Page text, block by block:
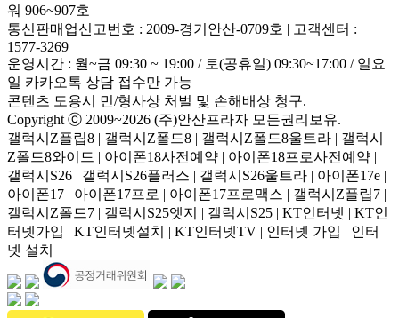
워 906~907호
통신판매업신고번호 : 2009-경기안산-0709호 | 고객센터 :
1577-3269
운영시간 : 월~금 09:30 ~ 19:00 / 토(공휴일) 09:30~17:00 / 일요
일 카카오톡 상담 접수만 가능
콘텐츠 도용시 민/형사상 처벌 및 손해배상 청구.
Copyright ⓒ 2009~2026 (주)안산프라자 모든권리보유.
갤럭시Z플립8 | 갤럭시Z폴드8 | 갤럭시Z폴드8울트라 | 갤럭시
Z폴드8와이드 | 아이폰18사전예약 | 아이폰18프로사전예약 |
갤럭시S26 | 갤럭시S26플러스 | 갤럭시S26울트라 | 아이폰17e |
아이폰17 | 아이폰17프로 | 아이폰17프로맥스 | 갤럭시Z플립7 |
갤럭시Z폴드7 | 갤럭시S25엣지 | 갤럭시S25 | KT인터넷 | KT인
터넷가입 | KT인터넷설치 | KT인터넷TV | 인터넷 가입 | 인터
넷 설치